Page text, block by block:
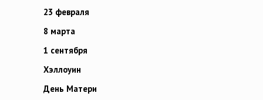
23 февраля
8 марта
1 сентября
Хэллоуин
День Матери